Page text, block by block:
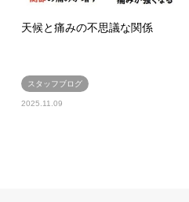
天候と痛みの不思議な関係
スタッフブログ
2025.11.09